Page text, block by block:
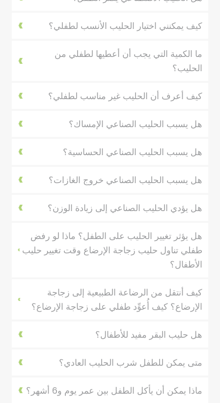
كيف يمكنني اختيار الحليب الأنسب لطفلي؟
ما الكمية التي يجب أن أعطيها لطفلي من
الحليب؟
كيف أعرف أن الحليب غير مناسب لطفلي؟
هل يسبب الحليب الصناعي الإمساك؟
هل يسبب الحليب الصناعي الحساسية؟
هل يسبب الحليب الصناعي خروج الغازات؟
هل يؤدي الحليب الصناعي إلى زيادة الوزن؟
هل يؤثر تغيير الحليب على الطفل؟ ماذا لو رفض
طفلي تناول حليب زجاجة الإرضاع وقت تغيير حليب
الأطفال؟
كيف أنتقل من الرضاعة الطبيعية إلى زجاجة
الإرضاع؟ كيف أُعوِّد طفلي على زجاجة الإرضاع؟
هل حليب البقر مفيد للأطفال؟
متى يمكن للطفل شرب الحليب العادي؟
ماذا يمكن أن يأكل الطفل بين عمر يوم و6 أشهر؟